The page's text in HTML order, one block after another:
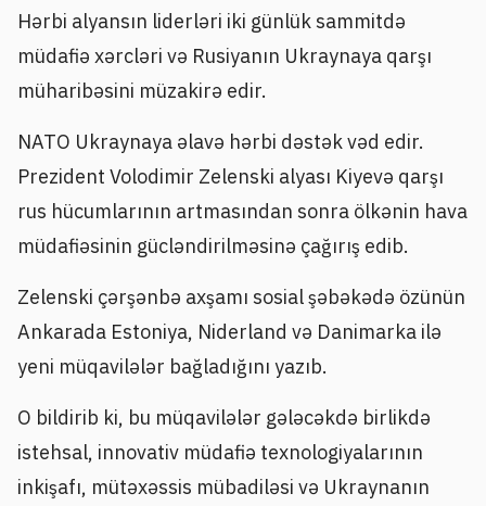
Hərbi alyansın liderləri iki günlük sammitdə
müdafiə xərcləri və Rusiyanın Ukraynaya qarşı
müharibəsini müzakirə edir.
NATO Ukraynaya əlavə hərbi dəstək vəd edir.
Prezident Volodimir Zelenski alyası Kiyevə qarşı
rus hücumlarının artmasından sonra ölkənin hava
müdafiəsinin gücləndirilməsinə çağırış edib.
Zelenski çərşənbə axşamı sosial şəbəkədə özünün
Ankarada Estoniya, Niderland və Danimarka ilə
yeni müqavilələr bağladığını yazıb.
O bildirib ki, bu müqavilələr gələcəkdə birlikdə
istehsal, innovativ müdafiə texnologiyalarının
inkişafı, mütəxəssis mübadiləsi və Ukraynanın